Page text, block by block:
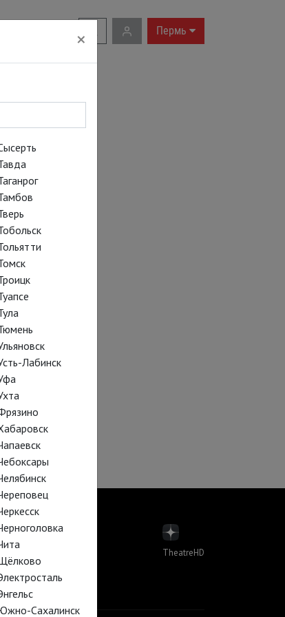
Пермь
TheatreHD
×
Лабинск
Сахалинск